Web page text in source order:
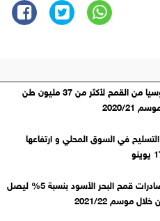
ارتفاع صادرات روسيا من القمح لأكثر من 37 مليون طن
في السوق المحلي و ارتفاعها
توقعات بارتفاع صادرات قمح البحر الأسود بنسبة 5% ليصل